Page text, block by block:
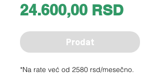
24.600,00 RSDPrice
Prodat
*Na rate već od 2580 rsd/mesečno.